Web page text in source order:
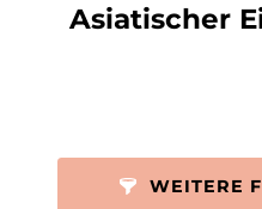
Asiatischer
WEITERE